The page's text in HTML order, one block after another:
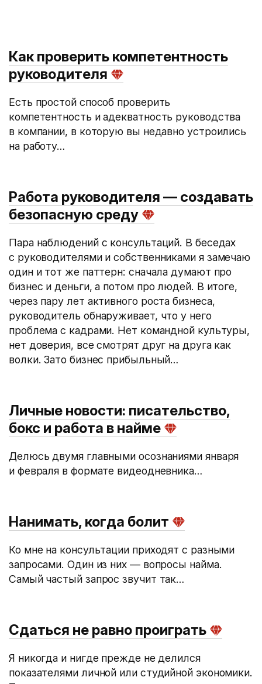
Как проверить компетентность
руководителя
Есть простой способ проверить
компетентность и адекватность руководства
в компании, в которую вы недавно устроились
на работу…
Работа руководителя — создавать
безопасную среду
Пара наблюдений с консультаций. В беседах
с руководителями и собственниками я замечаю
один и тот же паттерн: сначала думают про
бизнес и деньги, а потом про людей. В итоге,
через пару лет активного роста бизнеса,
руководитель обнаруживает, что у него
проблема с кадрами. Нет командной культуры,
нет доверия, все смотрят друг на друга как
волки. Зато бизнес прибыльный…
Личные новости: писательство,
бокс и работа в найме
Делюсь двумя главными осознаниями января
и февраля в формате видеодневника…
Нанимать, когда болит
Ко мне на консультации приходят с разными
запросами. Один из них — вопросы найма.
Самый частый запрос звучит так…
Сдаться не равно проиграть
Я никогда и нигде прежде не делился
показателями личной или студийной экономики.